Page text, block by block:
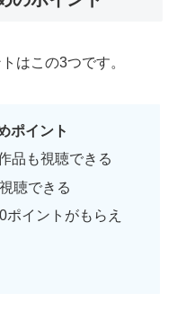
はこの3つです。
ポイント
品も視聴できる
聴できる
イントがもらえ